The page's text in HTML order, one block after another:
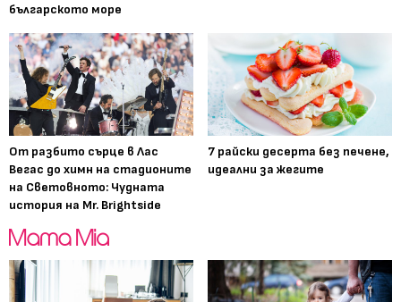
българското море
От разбито сърце в Лас
Вегас до химн на стадионите
на Световното: Чудната
история на Mr. Brightside
7 райски десерта без печене,
идеални за жегите